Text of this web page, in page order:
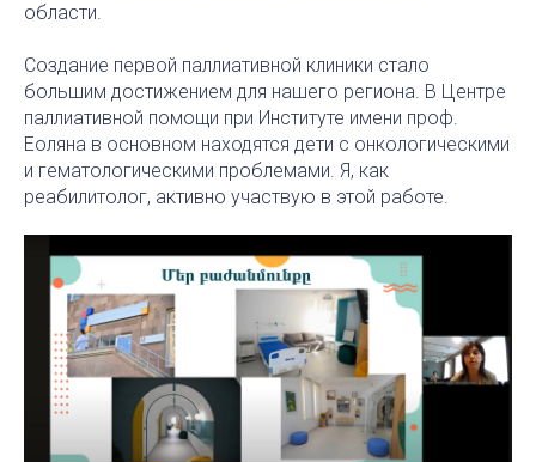
области.
Создание первой паллиативной клиники стало
большим достижением для нашего региона. В Центре
паллиативной помощи при Институте имени проф.
Еоляна в основном находятся дети с онкологическими
и гематологическими проблемами. Я, как
реабилитолог, активно участвую в этой работе.